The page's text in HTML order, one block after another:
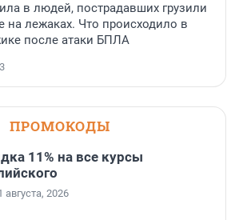
в людей, пострадавших грузили
на лежаках. Что происходило в
после атаки БПЛА
ПРОМОКОДЫ
11% на все курсы
августа, 2026